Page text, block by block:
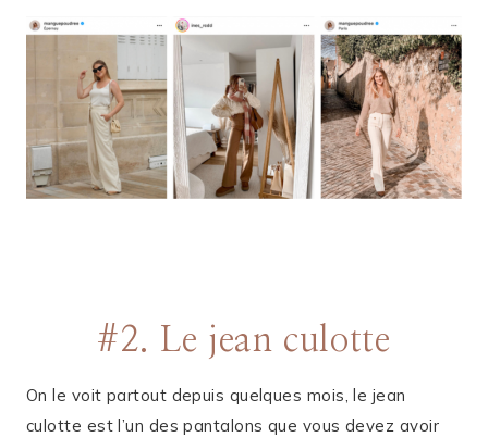
#2. Le jean culotte
On le voit partout depuis quelques mois, le jean
culotte est l’un des pantalons que vous devez avoir